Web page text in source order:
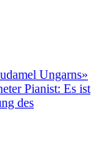
Ungarns»
Pianist: Es ist
des